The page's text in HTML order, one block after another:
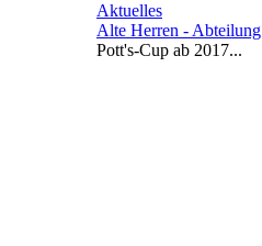
Aktuelles
Alte Herren - Abteilung
Pott's-Cup ab 2017...